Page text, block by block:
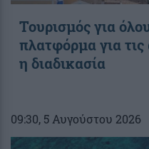
Τουρισμός για
πλατφόρμα για
η διαδικασία
09:30, 5 Αυγούστου 2026